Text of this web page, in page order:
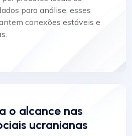
para análise, esses
conexões estáveis e
o alcance nas
ucranianas